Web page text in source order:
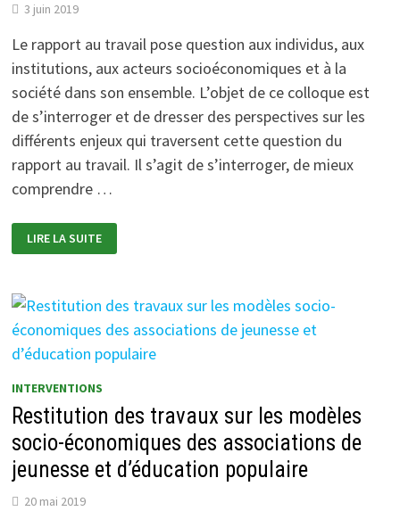
3 juin 2019
Le rapport au travail pose question aux individus, aux
institutions, aux acteurs socioéconomiques et à la
société dans son ensemble. L’objet de ce colloque est
de s’interroger et de dresser des perspectives sur les
différents enjeux qui traversent cette question du
rapport au travail. Il s’agit de s’interroger, de mieux
comprendre …
ET
MUTATIONS
TRAVAIL
DES
COLLABORATIFS
DU
DÉVELOPPEMENT
SOCIAL,
ÉCONOMIQUE
ET
TERRITORIAL
LIRE LA SUITE
INTERVENTIONS
Restitution des travaux sur les modèles
socio-économiques des associations de
jeunesse et d’éducation populaire
20 mai 2019